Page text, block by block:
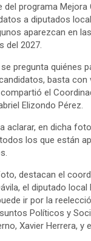
del programa Mejora
a diputados
aparezcan en
del 2027.
pregunta quiénes
basta
el
Elizondo Pérez.
aclarar, en dicha
los que están
destacan el
el diputado local
ir por la
Políticos y
Xavier Herrera, y